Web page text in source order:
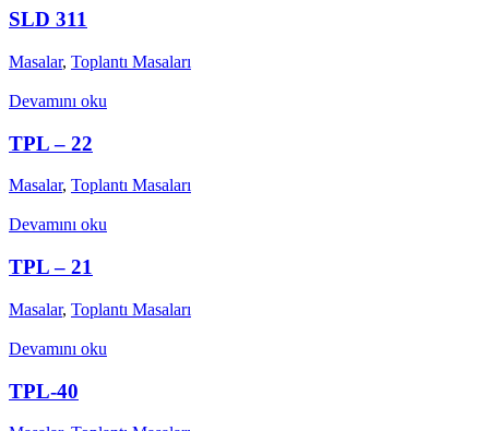
SLD 311
Masalar, Toplantı Masaları
Devamını oku
TPL – 22
Masalar, Toplantı Masaları
Devamını oku
TPL – 21
Masalar, Toplantı Masaları
Devamını oku
TPL-40